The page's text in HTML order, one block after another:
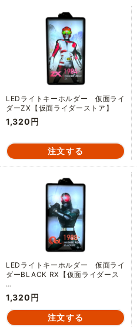
LEDライトキーホルダー 仮面ライ
ダーZX【仮面ライダーストア】
1,320円
LEDライトキーホルダー 仮面ライ
ダーBLACK RX【仮面ライダース
…
1,320円